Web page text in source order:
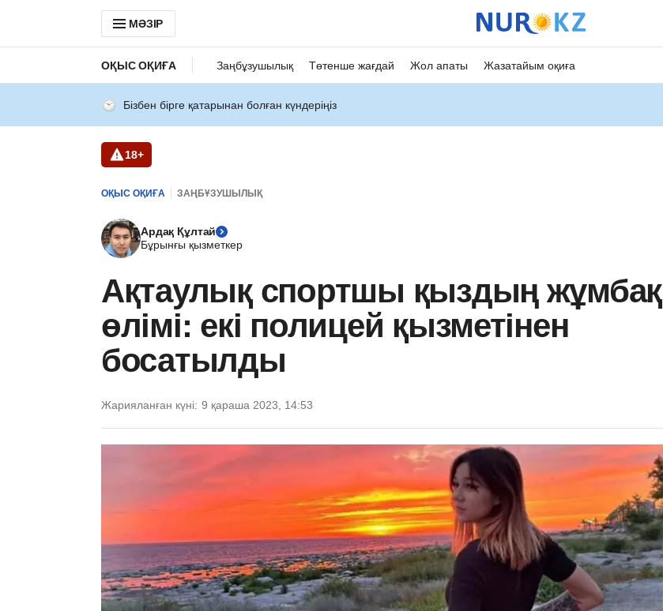
МӘЗІР
ОҚЫС ОҚИҒА Заңбұзушылық Төтенше жағдай Жол апаты Жазатайым оқиға
Бізбен бірге қатарынан болған күндеріңіз
18+
ОҚЫС ОҚИҒА ЗАҢБҰЗУШЫЛЫҚ
Ардақ Құлтай
Бұрынғы қызметкер
Ақтаулық спортшы қыздың жұмбақ
өлімі: екі полицей қызметінен
босатылды
Жарияланған күні: 9 қараша 2023, 14:53